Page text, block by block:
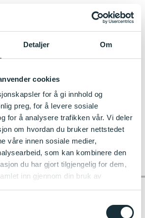
Detaljer Om
cookies
for å gi innhold og
preg, for å levere sosiale
for å analysere trafikken vår. Vi deler
om hvordan du bruker nettstedet
våre innen sosiale medier,
som kan kombinere den
du har gjort tilgjengelig for dem,
inn gjennom din bruk av
kanvas.no
klatrevegg_6023121